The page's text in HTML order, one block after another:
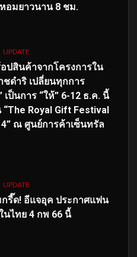
อมยาวนาน 8 ชม.
UPDATE
ปสินค้าจากโครงการใน
ชดำริ เปลี่ยนทุกการ
เป็นการ “ให้” 6-12 ธ.ค. นี้
“The Royal Gift Festival
ณ ศูนย์การค้าเซ็นทรัล
UPDATE
กรี๊ด! อีแจอุค ประกาศแฟน
นไทย 4 กพ 66 นี้